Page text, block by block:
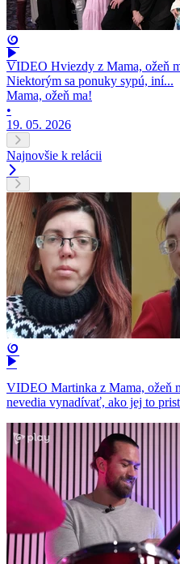
VIDEO Hviezdy z Mama, ožeň
Niektorým sa ponuky sypú, iní...
Mama, ožeň ma!
•
19. 05. 2026
Najnovšie k relácii
VIDEO Martinka z Mama, ožeň
nevedia vynadívať, ako jej to